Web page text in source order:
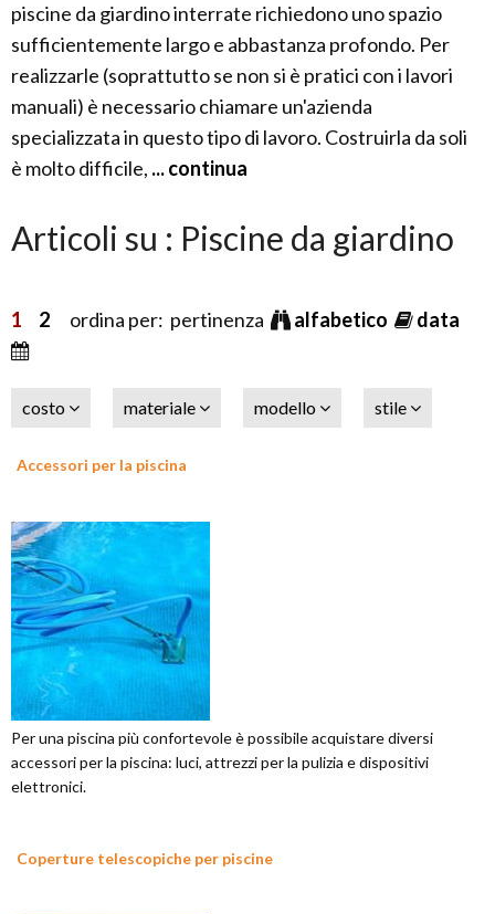
piscine da giardino interrate richiedono uno spazio
sufficientemente largo e abbastanza profondo. Per
realizzarle (soprattutto se non si è pratici con i lavori
manuali) è necessario chiamare un'azienda
specializzata in questo tipo di lavoro. Costruirla da soli
è molto difficile, ... continua
Articoli su : Piscine da giardino
1 2 ordina per: pertinenza alfabetico data
costo materiale modello stile
Accessori per la piscina
Per una piscina più confortevole è possibile acquistare diversi
accessori per la piscina: luci, attrezzi per la pulizia e dispositivi
elettronici.
Coperture telescopiche per piscine